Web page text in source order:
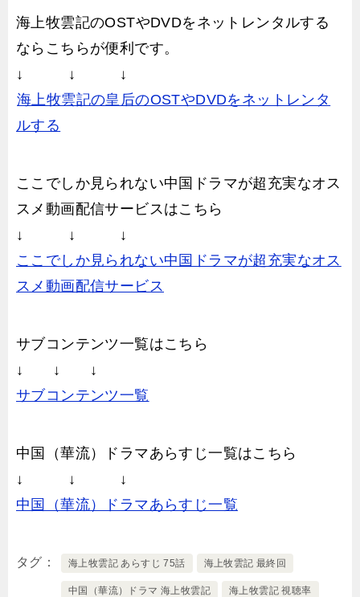
海上牧雲記のOSTやDVDをネットレンタルする
ならこちらが便利です。
↓ ↓ ↓
海上牧雲記の皇后のOSTやDVDをネットレンタ
ルする
ここでしか見られない中国ドラマが超充実なオス
スメ動画配信サービスはこちら
↓ ↓ ↓
ここでしか見られない中国ドラマが超充実なオス
スメ動画配信サービス
サブコンテンツ一覧はこちら
↓ ↓ ↓
サブコンテンツ一覧
中国（華流）ドラマあらすじ一覧はこちら
↓ ↓ ↓
中国（華流）ドラマあらすじ一覧
タグ 海上牧雲記 あらすじ 75話 海上牧雲記 最終回
中国（華流）ドラマ 海上牧雲記 海上牧雲記 視聴率